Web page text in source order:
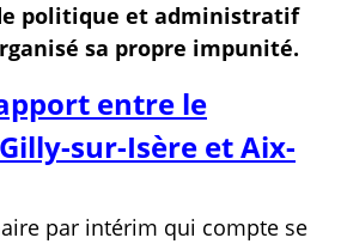
politique et administratif
sa propre impunité.
entre le
sur-Isère et Aix-
par intérim qui compte se